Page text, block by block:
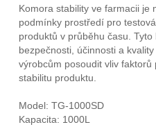
Komora stability ve farmacii je
podmínky prostředí pro
produktů v průběhu času.
bezpečnosti, účinnosti a
výrobcům posoudit vliv
stabilitu produktu.
Model: TG-1000SD
Kapacita: 1000L